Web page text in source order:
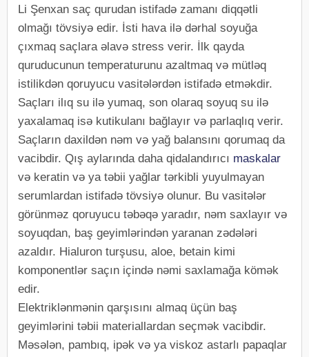
Li Şenxan saç qurudan istifadə zamanı diqqətli
olmağı tövsiyə edir. İsti hava ilə dərhal soyuğa
çıxmaq saçlara əlavə stress verir. İlk qayda
quruducunun temperaturunu azaltmaq və mütləq
istilikdən qoruyucu vasitələrdən istifadə etməkdir.
Saçları ilıq su ilə yumaq, son olaraq soyuq su ilə
yaxalamaq isə kutikulanı bağlayır və parlaqlıq verir.
Saçların daxildən nəm və yağ balansını qorumaq da
vacibdir. Qış aylarında daha qidalandırıcı maskalar
və keratin və ya təbii yağlar tərkibli yuyulmayan
serumlardan istifadə tövsiyə olunur. Bu vasitələr
görünməz qoruyucu təbəqə yaradır, nəm saxlayır və
soyuqdan, baş geyimlərindən yaranan zədələri
azaldır. Hialuron turşusu, aloe, betain kimi
komponentlər saçın içində nəmi saxlamağa kömək
edir.
Elektriklənmənin qarşısını almaq üçün baş
geyimlərini təbii materiallardan seçmək vacibdir.
Məsələn, pambıq, ipək və ya viskoz astarlı papaqlar